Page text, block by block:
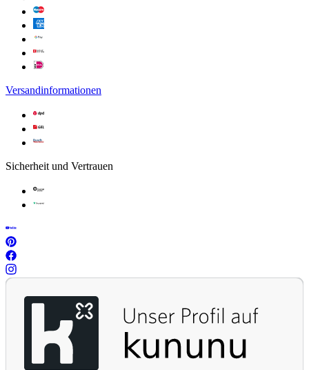
Versandinformationen
Sicherheit und Vertrauen